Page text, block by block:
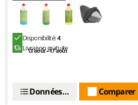
Disponibilité:4
Livraison gratuite
13 août - 17 août
Comparer
Données techniques